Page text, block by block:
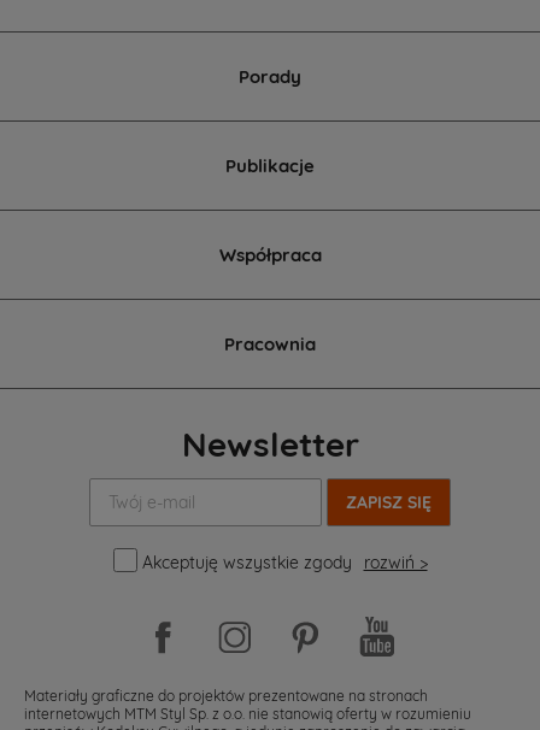
Porady
Publikacje
Współpraca
Pracownia
Newsletter
mail:
Akceptuję wszystkie zgody
rozwiń >
Materiały graficzne do projektów prezentowane na stronach
internetowych MTM Styl Sp. z o.o. nie stanowią oferty w rozumieniu